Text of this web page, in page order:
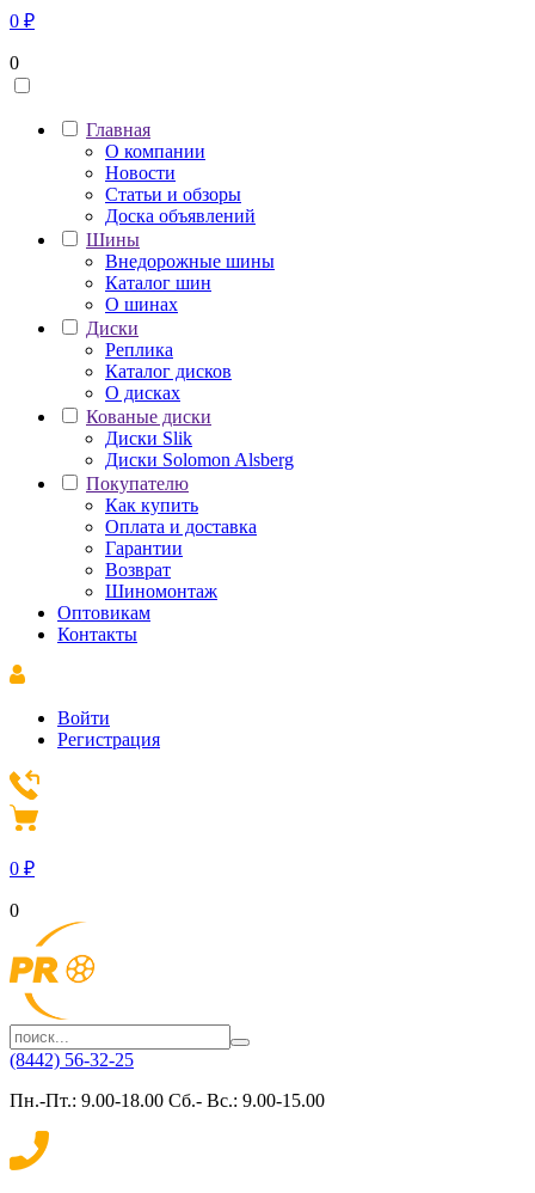
0 ₽
0
Главная
О компании
Новости
Статьи и обзоры
Доска объявлений
Шины
Внедорожные шины
Каталог шин
О шинах
Диски
Реплика
Каталог дисков
О дисках
Кованые диски
Диски Slik
Диски Solomon Alsberg
Покупателю
Как купить
Оплата и доставка
Гарантии
Возврат
Шиномонтаж
Оптовикам
Контакты
Войти
Регистрация
0 ₽
0
(8442) 56-32-25
Пн.-Пт.: 9.00-18.00 Сб.- Вс.: 9.00-15.00